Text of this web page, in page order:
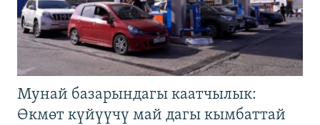
Мунай базарындагы каатчылык:
Өкмөт күйүүчү май дагы кымбаттай